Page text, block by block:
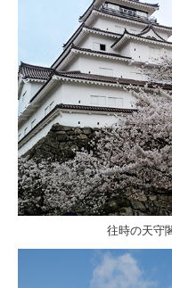
往時の天守